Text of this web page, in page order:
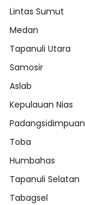
Lintas Sumut
Medan
Tapanuli Utara
Samosir
Aslab
Kepulauan Nias
Padangsidimpuan
Toba
Humbahas
Tapanuli Selatan
Tabagsel